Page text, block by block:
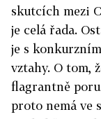
skutcích mezi
je celá řada.
je s
vztahy. O tom,
flagrantně
proto nemá ve